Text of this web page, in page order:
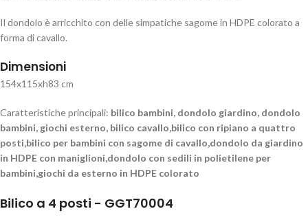
Il dondolo è arricchito con delle simpatiche sagome in HDPE colorato a
forma di cavallo.
Dimensioni
154x115xh83 cm
Caratteristiche principali: bilico bambini, dondolo giardino, dondolo
bambini, giochi esterno, bilico cavallo,bilico con ripiano a quattro
posti,bilico per bambini con sagome di cavallo,dondolo da giardino
in HDPE con maniglioni,dondolo con sedili in polietilene per
bambini,giochi da esterno in HDPE colorato
Bilico a 4 posti - GGT70004